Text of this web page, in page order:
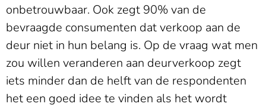
onbetrouwbaar. Ook zegt 90% van de
bevraagde consumenten dat verkoop aan de
deur niet in hun belang is. Op de vraag wat men
zou willen veranderen aan deurverkoop zegt
iets minder dan de helft van de respondenten
het een goed idee te vinden als het wordt